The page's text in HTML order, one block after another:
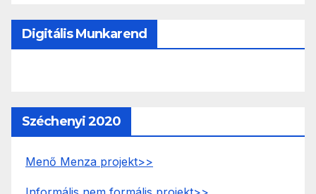
Digitális Munkarend
Széchenyi 2020
Menő Menza projekt>>